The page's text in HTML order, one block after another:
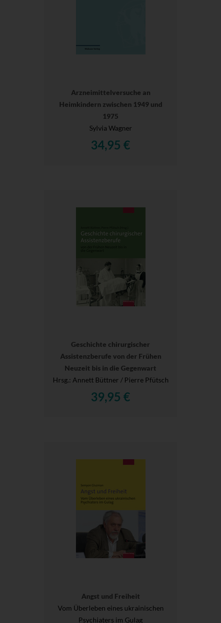
Arzneimittelversuche an
Heimkindern zwischen 1949 und
1975
Sylvia Wagner
34,95 €
Geschichte chirurgischer
Assistenzberufe von der Frühen
Neuzeit bis in die Gegenwart
Hrsg.: Annett Büttner / Pierre Pfütsch
39,95 €
Angst und Freiheit
Vom Überleben eines ukrainischen
Psychiaters im Gulag